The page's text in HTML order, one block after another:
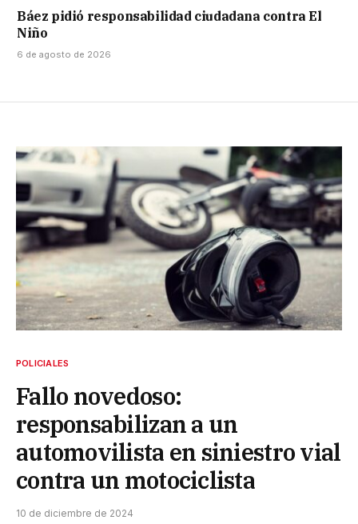
Báez pidió responsabilidad ciudadana contra El
Niño
6 de agosto de 2026
POLICIALES
Fallo novedoso:
responsabilizan a un
automovilista en siniestro vial
contra un motociclista
10 de diciembre de 2024